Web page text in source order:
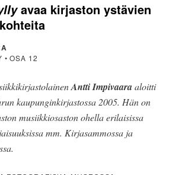
avaa kirjaston ystävien
• OSA 12
Antti Impivaaraaloitti
kaupunginkirjastossa 2005. Hän on
musiikkiosaston ohella erilaisissa
mm. Kirjasammossa ja